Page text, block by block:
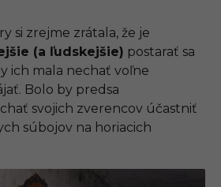
si zrejme zrátala, že je
(a ľudskejšie) postarať sa
ich mala nechať voľne
Bolo by predsa
svojich zverencov účastniť
súbojov na horiacich